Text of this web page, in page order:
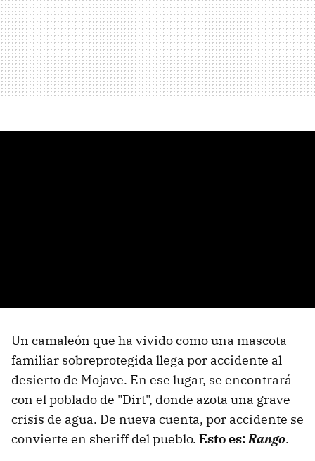
Un camaleón que ha vivido como una mascota
familiar sobreprotegida llega por accidente al
desierto de Mojave. En ese lugar, se encontrará
con el poblado de "Dirt", donde azota una grave
crisis de agua. De nueva cuenta, por accidente se
convierte en sheriff del pueblo. Esto es:Rango.